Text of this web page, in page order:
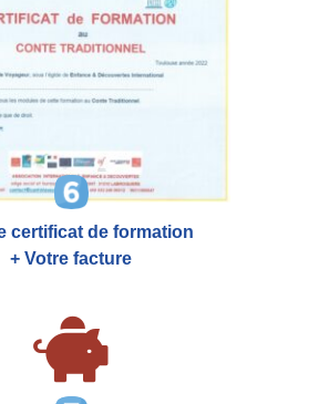
certificat de formation
+ Votre facture